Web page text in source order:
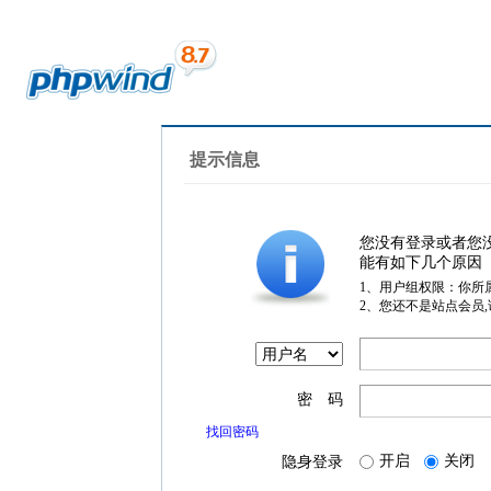
提示信息
您没有登录或者您
能有如下几个原因
1、用户组权限：你所
2、您还不是站点会员
密 码
找回密码
隐身登录 开启 关闭